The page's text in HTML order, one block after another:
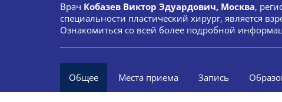
Врач Кобазев Виктор Эдуардович, Москва,
специальности пластический хирург, является
Ознакомиться со всей более подробной
Общее Места приема Запись